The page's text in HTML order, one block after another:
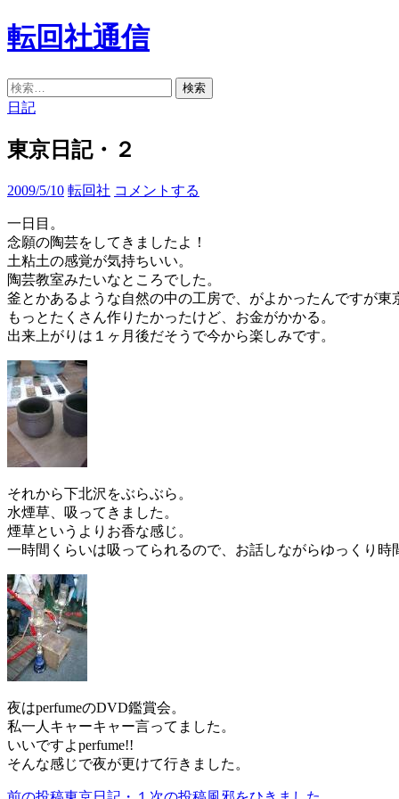
コ
ン
ン
ツ
ス
キ
プ
転回社通信
検
索
検
索:
日記
東京日記・２
2009/5/10 転回社 コメントする
一日目。
念願の陶芸をしてきましたよ！
土粘土の感覚が気持ちいい。
陶芸教室みたいなところでした。
釜とかあるような自然の中の工房で、がよかったんですが東
もっとたくさん作りたかったけど、お金がかかる。
出来上がりは１ヶ月後だそうで今から楽しみです。
それから下北沢をぶらぶら。
水煙草、吸ってきました。
煙草というよりお香な感じ。
一時間くらいは吸ってられるので、お話しながらゆっくり時
夜はperfumeのDVD鑑賞会。
私一人キャーキャー言ってました。
いいですよperfume!!
そんな感じで夜が更けて行きました。